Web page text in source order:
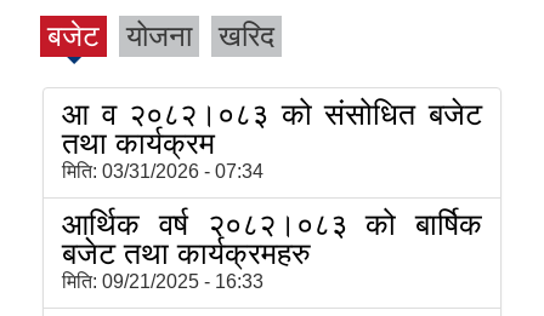
बजेट योजना खरिद
आ व २०८२।०८३ को संसोधित बजेट
तथा कार्यक्रम
मिति: 03/31/2026 - 07:34
आर्थिक वर्ष २०८२।०८३ को बार्षिक
बजेट तथा कार्यक्रमहरु
मिति: 09/21/2025 - 16:33